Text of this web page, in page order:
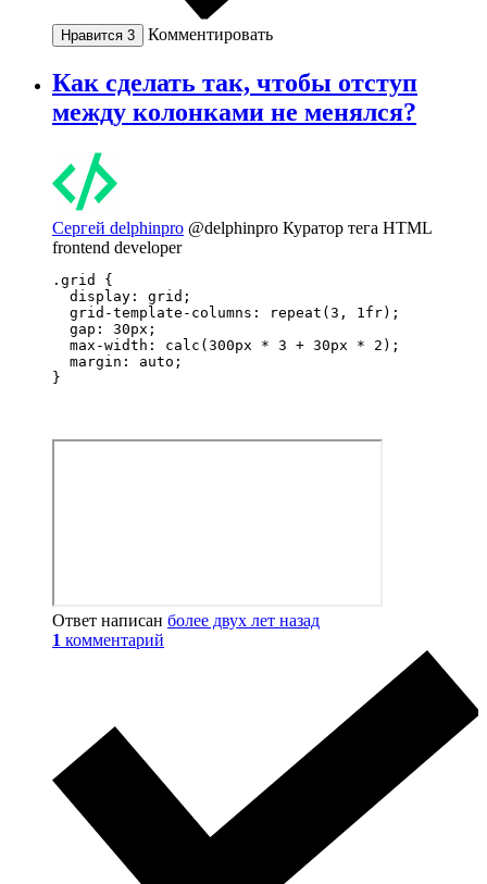
Нравится 3 Комментировать
Как сделать так, чтобы отступ
между колонками не менялся?
Сергей delphinpro @delphinpro Куратор тега HTML
frontend developer
.grid {
  display: grid;
  grid-template-columns: repeat(3, 1fr);
  gap: 30px;
  max-width: calc(300px * 3 + 30px * 2);
  margin: auto;
}
Ответ написан более двух лет назад
1 комментарий